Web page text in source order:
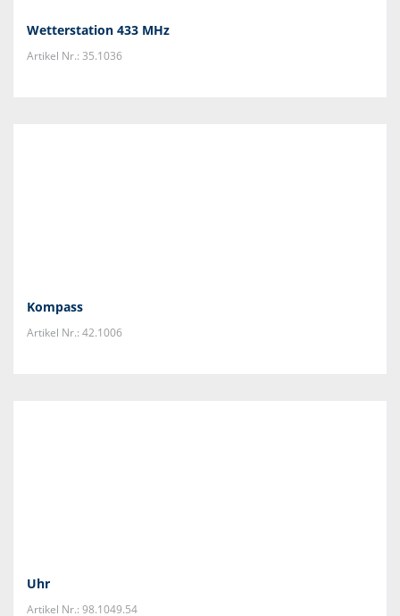
Wetterstation 433 MHz
Artikel Nr.: 35.1036
Kompass
Artikel Nr.: 42.1006
Uhr
Artikel Nr.: 98.1049.54